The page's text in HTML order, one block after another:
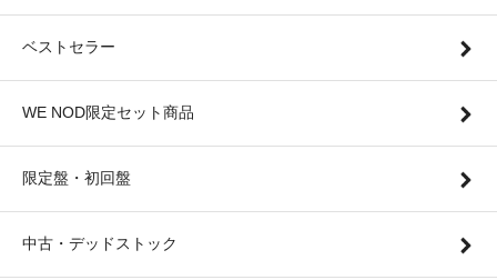
ベストセラー
WE NOD限定セット商品
限定盤・初回盤
中古・デッドストック